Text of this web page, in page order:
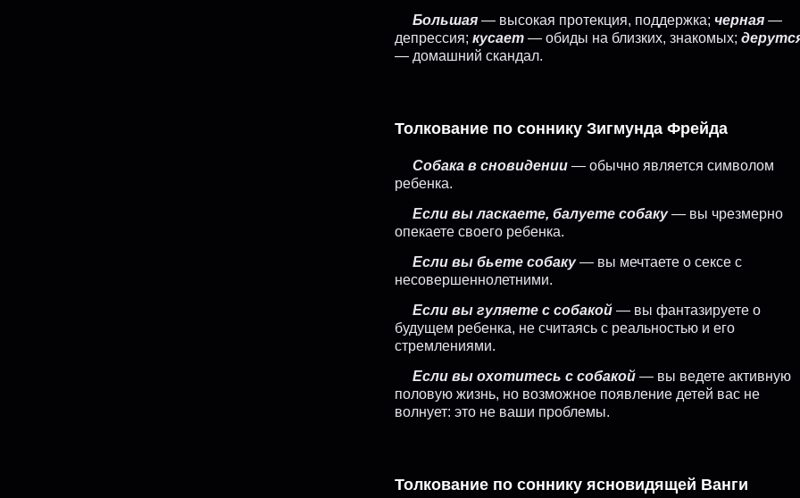
Большая — высокая протекция, поддержка; черная —
депрессия; кусает — обиды на близких, знакомых;
— домашний скандал.
Толкование по соннику Зигмунда Фрейда
Собака в сновидении — обычно является символом
ребенка.
Если вы ласкаете, балуете собаку— вы чрезмерно
опекаете своего ребенка.
Если вы бьете собаку— вы мечтаете о сексе с
несовершеннолетними.
Если вы гуляете с собакой — вы фантазируете о
будущем ребенка, не считаясь с реальностью и его
стремлениями.
Если вы охотитесь с собакой — вы ведете активную
половую жизнь, но возможное появление детей вас не
волнует: это не ваши проблемы.
Толкование по соннику ясновидящей Ванги